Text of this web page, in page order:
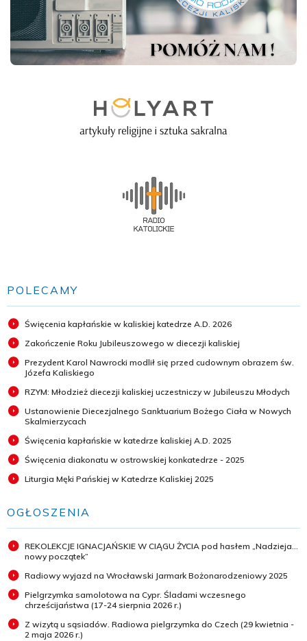
POLECAMY
Święcenia kapłańskie w kaliskiej katedrze A.D. 2026
Zakończenie Roku Jubileuszowego w diecezji kaliskiej
Prezydent Karol Nawrocki modlił się przed cudownym obrazem św.
Józefa Kaliskiego
RZYM: Młodzież diecezji kaliskiej uczestniczy w Jubileuszu Młodych
Ustanowienie Diecezjalnego Sanktuarium Bożego Ciała w Nowych
Skalmierzycach
Święcenia kapłańskie w katedrze kaliskiej A.D. 2025
Święcenia diakonatu w ostrowskiej konkatedrze - 2025
Liturgia Męki Pańskiej w Katedrze Kaliskiej 2025
OGŁOSZENIA
REKOLEKCJE IGNACJAŃSKIE W CIĄGU ŻYCIA pod hasłem „Nadzieja...
nowy początek”
Radiowy wyjazd na Wrocławski Jarmark Bożonarodzeniowy 2025
Pielgrzymka samolotowa na Cypr. Śladami wczesnego
chrześcijaństwa (17-24 sierpnia 2026 r.)
Z wizytą u sąsiadów. Radiowa pielgrzymka do Czech (29 kwietnia -
2 maja 2026 r.)